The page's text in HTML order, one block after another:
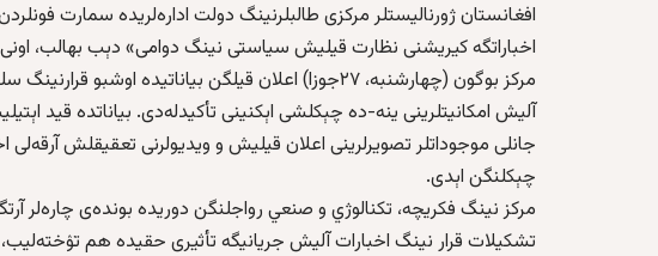
افغانستان ژورنالیستلر مرکزی طالبلرنینگ دولت اداره‌لریده سمارت
اخباراتگه کیریشنی نظارت قیلیش سیاستی نینگ دوامی» دېب بهالب،
مرکز بوگون (چهارشنبه‌، ۲۷جوزا) اعلان قیلگن بیاناتیده
آلیش امکانیتلرینی ینه‌-ده چېکلشی اېکنینی تأکیدله‌دی. بیاناتده قید
جانلی موجوداتلر تصویرلرینی اعلان قیلیش و ویدیولرنی تعقیقلش آرقه‌لی
چېکلنگن اېدی.
مرکز نینگ فکریچه، تکنالوژي‌ و صنعي رواجلنگن دوریده بونده‌ی چاره‌لر
تشکیلات قرار نینگ اخبارات آلیش جریانیگه تأثیری حقیده هم